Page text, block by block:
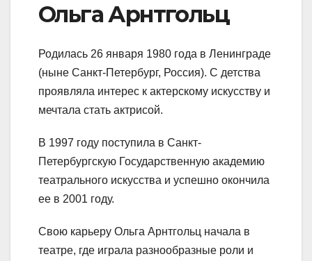
Ольга Арнтгольц
Родилась 26 января 1980 года в Ленинграде
(ныне Санкт-Петербург, Россия). С детства
проявляла интерес к актерскому искусству и
мечтала стать актрисой.
В 1997 году поступила в Санкт-
Петербургскую Государственную академию
театрального искусства и успешно окончила
ее в 2001 году.
Свою карьеру Ольга Арнтгольц начала в
театре, где играла разнообразные роли и